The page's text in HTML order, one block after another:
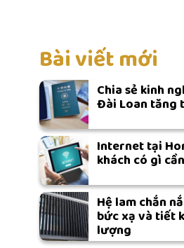
Bài viết mới
Chia sẻ kinh
Đài Loan tăng
Internet tại
khách có gì
Hệ lam chắn
bức xạ và tiết
lượng